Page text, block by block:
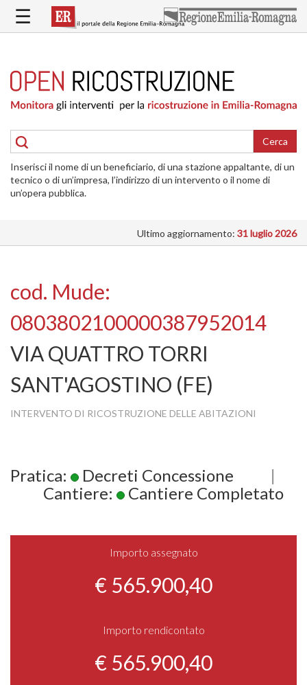
contenuto
RICOSTRUZIONE
PUBBLICA
DELLE
ABITAZIONI
RICOSTRUZIONE
ATTIVITÀ
INTERVENTI
SI
☰
Cerca
Inserisci il nome di un beneficiario, di una stazione appaltante, di un
tecnico o di un’impresa, l’indirizzo di un intervento o il nome di
un’opera pubblica.
Ultimo aggiornamento: 31 luglio 2026
cod. Mude:
0803802100000387952014
VIA QUATTRO TORRI
SANT'AGOSTINO (FE)
INTERVENTO DI RICOSTRUZIONE DELLE ABITAZIONI
Pratica: Decreti Concessione
|
Cantiere:
Cantiere Completato
Importo assegnato
€ 565.900,40
Importo rendicontato
€ 565.900,40